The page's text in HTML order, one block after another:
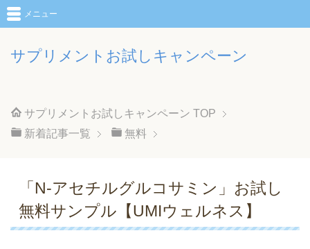
サプリメントお試しキャンペーン
メニュー
サプリメントお試しキャンペーン TOP
新着記事一覧
無料
「N-アセチルグルコサミン」お試し
無料サンプル【UMIウェルネス】